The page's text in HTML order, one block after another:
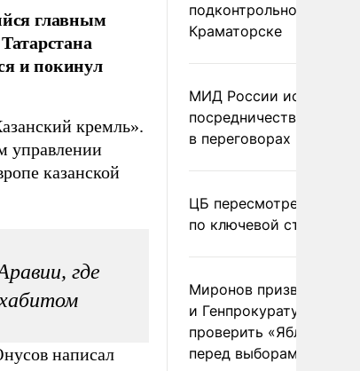
главным
и покинул
кремль».
управлении
казанской
где
написал
подконтрольном Киеву
Краматорске
МИД России исключил
посредничество
в переговорах по
ЦБ пересмотрел
по ключевой ставке
Миронов призвал
и Генпрокуратуру
проверить «Яблоко»
перед выборами